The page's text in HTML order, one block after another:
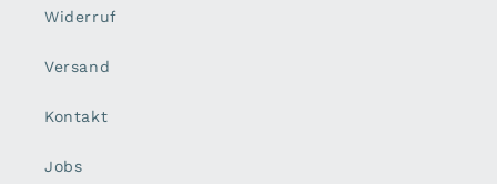
Widerruf
Versand
Kontakt
Jobs